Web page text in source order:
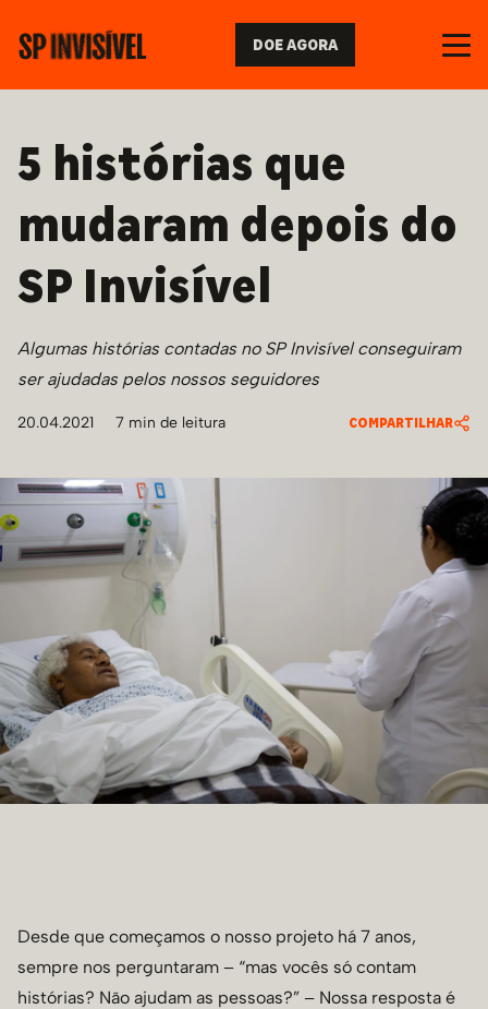
DOE AGORA
5 histórias que
mudaram depois do
SP Invisível
Algumas histórias contadas no SP Invisível conseguiram
ser ajudadas pelos nossos seguidores
20.04.2021 7 min de leitura COMPARTILHAR
Desde que começamos o nosso projeto há 7 anos,
sempre nos perguntaram – “mas vocês só contam
histórias? Não ajudam as pessoas?” – Nossa resposta é